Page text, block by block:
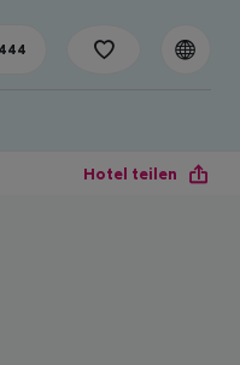
Hotel teilen